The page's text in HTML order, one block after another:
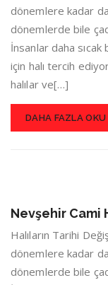
dönemlere kadar
dönemlerde bile
İnsanlar daha
için halı tercih
halılar ve[…]
DAHA FAZLA OKU
Nevşehir Cami
Halıların Tarihi
dönemlere kadar
dönemlerde bile